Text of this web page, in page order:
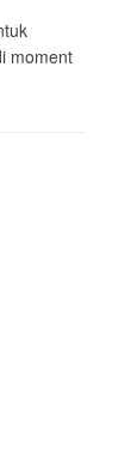
moment